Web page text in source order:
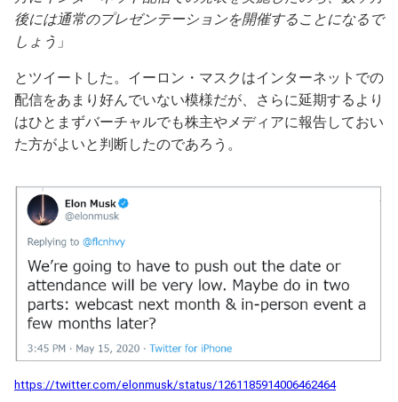
後には通常のプレゼンテーションを開催することになるで
しょう 」
とツイートした。イーロン・マスクはインターネットでの
配信をあまり好んでいない模様だが、さらに延期するより
はひとまずバーチャルでも株主やメディアに報告しておい
た方がよいと判断したのであろう。
https://twitter.com/elonmusk/status/1261185914006462464